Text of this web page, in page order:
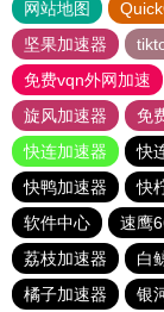
网站地图
坚果加速器
免费vqn外网加速
旋风加速器
免
快连加速器
快
快鸭加速器
快
软件中心
速鹰
荔枝加速器
白
橘子加速器
银